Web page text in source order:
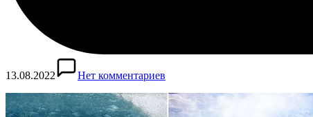
13.08.2022 Нет комментариев